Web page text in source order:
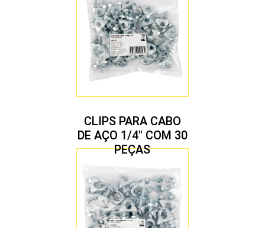
CLIPS PARA CABO
DE AÇO 1/4″ COM 30
PEÇAS